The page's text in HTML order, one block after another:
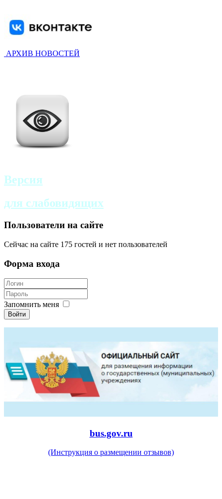
АРХИВ НОВОСТЕЙ
Версия
для слабовидящих
Пользователи на сайте
Сейчас на сайте 175 гостей и нет пользователей
Форма входа
Запомнить меня
Войти
bus.gov.ru
(Инструкция о размещении отзывов)